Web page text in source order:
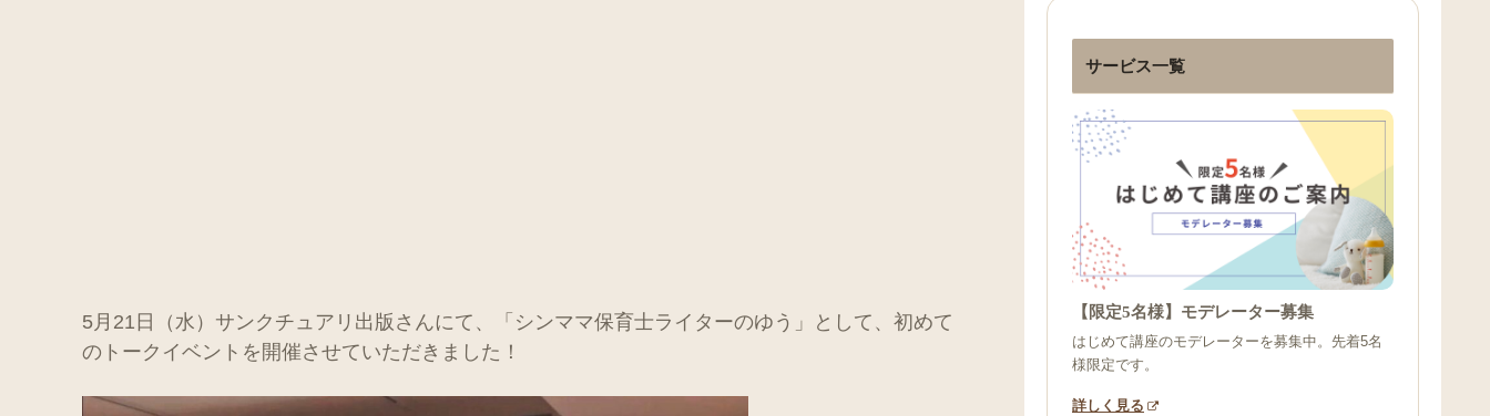
5月21日（水）サンクチュアリ出版さんにて、「シンママ保育士ライターのゆう」として、初めて
のトークイベントを開催させていただきました！
サービス一覧
【限定5名様】モデレーター募集
はじめて講座のモデレーターを募集中。先着5名
様限定です。
詳しく見る